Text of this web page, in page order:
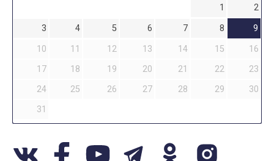
1
2
3
4 5 6 7 8
9
10
11 12 13 14 15
16
17
18 19 20 21 22
23
24
25 26 27 28 29
30
31